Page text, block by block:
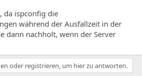
da ispconfig die
während der Ausfallzeit in der
dann nachholt, wenn der Server
oder registrieren, um hier zu antworten.